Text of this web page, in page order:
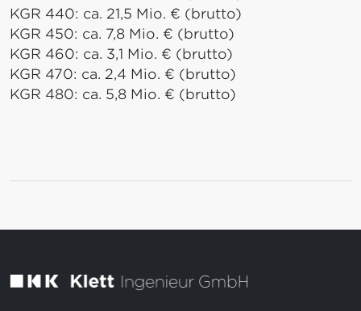
KGR 440: ca. 21,5 Mio. € (brutto)
KGR 450: ca. 7,8 Mio. € (brutto)
KGR 460: ca. 3,1 Mio. € (brutto)
KGR 470: ca. 2,4 Mio. € (brutto)
KGR 480: ca. 5,8 Mio. € (brutto)